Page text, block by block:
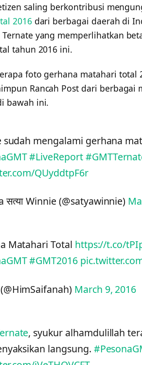
saling berkontribusi
2016dari berbagai daerah di
yang memperlihatkan
tahun 2016 ini.
foto gerhana matahari total
Rancah Post dari berbagai
bawah ini.
sudah mengalami gerhana
#LiveReport
QUyddtpF6r
Winnie (@satyawinnie)
Matahari Total https://t.co/
#GMT2016
March 9, 2016
, syukur alhamdulillah
langsung.